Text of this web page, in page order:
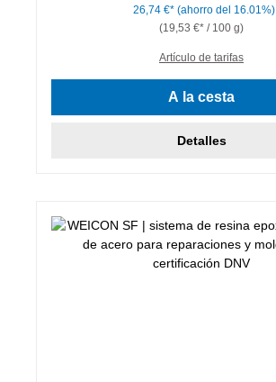
26,74 €* (ahorro del 16.01%)
(19,53 €* / 100 g)
Artículo de tarifas
A la cesta
Detalles